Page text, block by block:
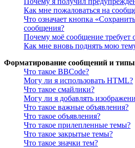
Как мне пожаловаться на
Что означает кнопка
сообщения?
Почему моё сообщение требует
Как мне вновь поднять мою
Форматирование сообщений и
Что такое BBCode?
Могу ли я использовать HTML?
Что такое смайлики?
Могу ли я добавлять
Что такое важные объявления?
Что такое объявления?
Что такое прилепленные темы?
Что такое закрытые темы?
Что такое значки тем?